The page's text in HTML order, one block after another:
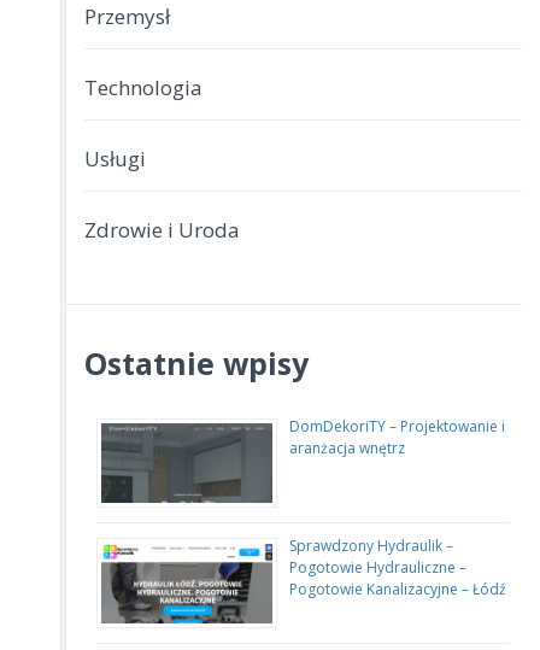
Przemysł
Technologia
Usługi
Zdrowie i Uroda
Ostatnie wpisy
DomDekoriTY – Projektowanie i
aranżacja wnętrz
Sprawdzony Hydraulik –
Pogotowie Hydrauliczne –
Pogotowie Kanalizacyjne – Łódź